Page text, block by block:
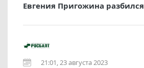
Евгения Пригожина разбился
21:01, 23 августа 2023